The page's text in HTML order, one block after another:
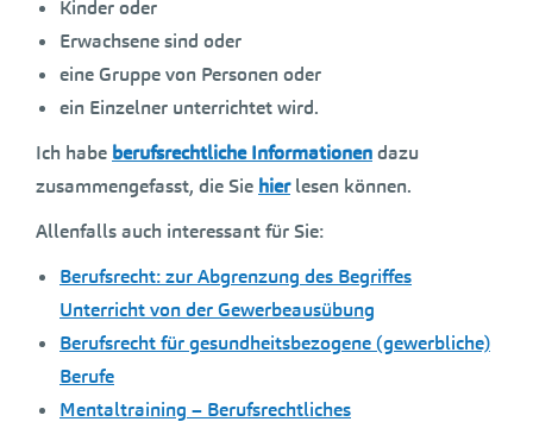
Kinder oder
Erwachsene sind oder
eine Gruppe von Personen oder
ein Einzelner unterrichtet wird.
Ich habe berufsrechtliche Informationendazu
zusammengefasst, die Sie hierlesen können.
Allenfalls auch interessant für Sie:
Berufsrecht: zur Abgrenzung des Begriffes
Unterricht von der Gewerbeausübung
Berufsrecht für gesundheitsbezogene (gewerbliche)
Berufe
Mentaltraining – Berufsrechtliches